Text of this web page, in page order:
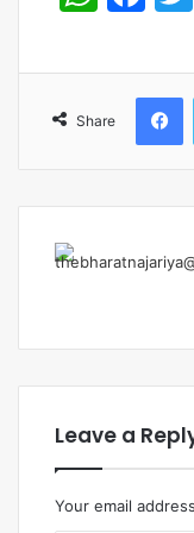
Share
Leave a
Your email